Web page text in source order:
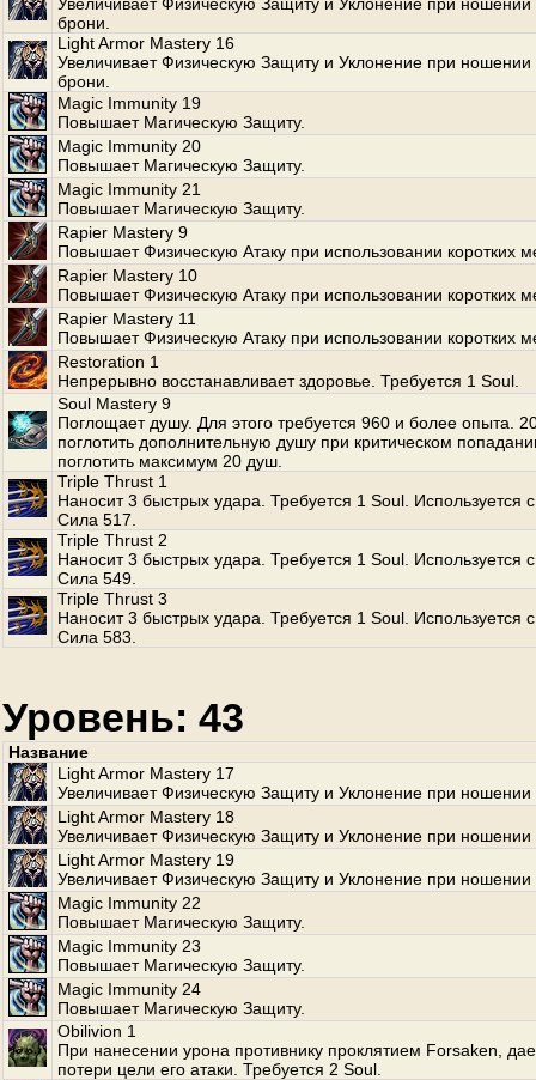
брони.
Light Armor Mastery 16
Увеличивает Физическую Защиту и Уклонение при ношении
брони.
Magic Immunity 19
Повышает Магическую Защиту.
Magic Immunity 20
Повышает Магическую Защиту.
Magic Immunity 21
Повышает Магическую Защиту.
Rapier Mastery 9
Повышает Физическую Атаку при использовании коротких
Rapier Mastery 10
Повышает Физическую Атаку при использовании коротких
Rapier Mastery 11
Повышает Физическую Атаку при использовании коротких
Restoration 1
Непрерывно восстанавливает здоровье. Требуется 1 Soul.
Soul Mastery 9
Поглощает душу. Для этого требуется 960 и более опыта.
поглотить дополнительную душу при критическом
поглотить максимум 20 душ.
Triple Thrust 1
Наносит 3 быстрых удара. Требуется 1 Soul. Используется
Сила 517.
Triple Thrust 2
Наносит 3 быстрых удара. Требуется 1 Soul. Используется
Сила 549.
Triple Thrust 3
Наносит 3 быстрых удара. Требуется 1 Soul. Используется
Сила 583.
Уровень: 43
Название
Light Armor Mastery 17
Увеличивает Физическую Защиту и Уклонение при ношении
Light Armor Mastery 18
Увеличивает Физическую Защиту и Уклонение при ношении
Light Armor Mastery 19
Увеличивает Физическую Защиту и Уклонение при ношении
Magic Immunity 22
Повышает Магическую Защиту.
Magic Immunity 23
Повышает Магическую Защиту.
Magic Immunity 24
Повышает Магическую Защиту.
Obilivion 1
При нанесении урона противнику проклятием Forsaken,
потери цели его атаки. Требуется 2 Soul.